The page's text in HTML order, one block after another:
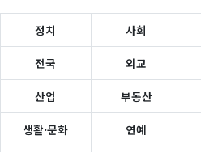
정치 사회
전국 외교
산업 부동산
생활·문화 연예